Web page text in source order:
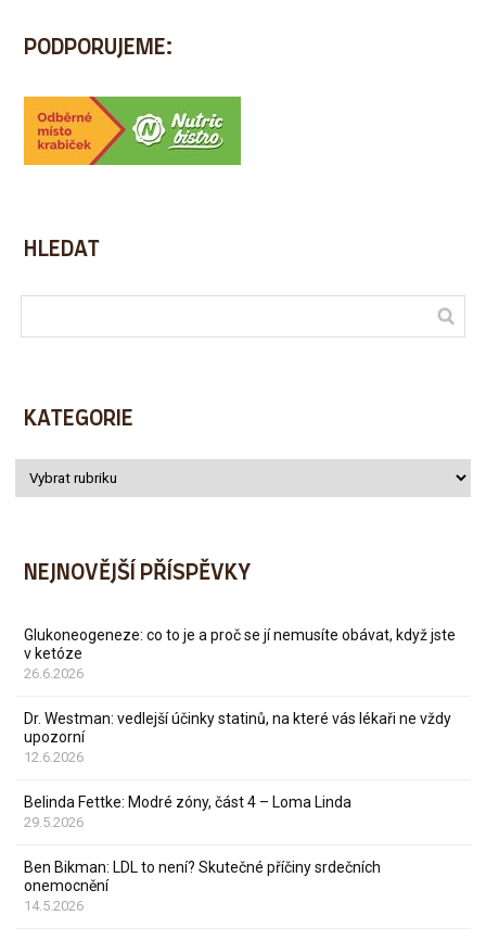
PODPORUJEME:
HLEDAT
KATEGORIE
NEJNOVĚJŠÍ PŘÍSPĚVKY
Glukoneogeneze: co to je a proč se jí nemusíte obávat, když jste
v ketóze
26.6.2026
Dr. Westman: vedlejší účinky statinů, na které vás lékaři ne vždy
upozorní
12.6.2026
Belinda Fettke: Modré zóny, část 4 – Loma Linda
29.5.2026
Ben Bikman: LDL to není? Skutečné příčiny srdečních
onemocnění
14.5.2026